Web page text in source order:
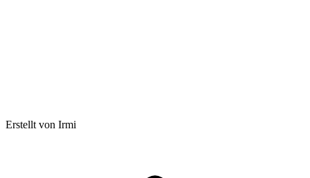
Erstellt von Irmi